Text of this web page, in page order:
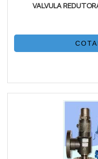
VALVULA